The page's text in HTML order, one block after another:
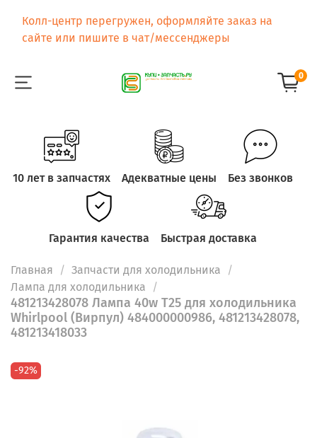
Колл-центр перегружен, оформляйте заказ на
сайте или пишите в чат/мессенджеры
0
10 лет в запчастях Адекватные цены Без звонков
Гарантия качества Быстрая доставка
Главная
Запчасти для холодильника
Лампа для холодильника
481213428078 Лампа 40w T25 для холодильника
Whirlpool (Вирпул) 484000000986, 481213428078,
481213418033
-92%